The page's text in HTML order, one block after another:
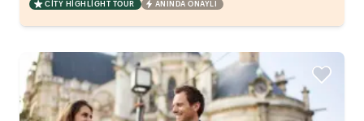
CITY HIGHLIGHT TOUR ANINDA ONAYLI